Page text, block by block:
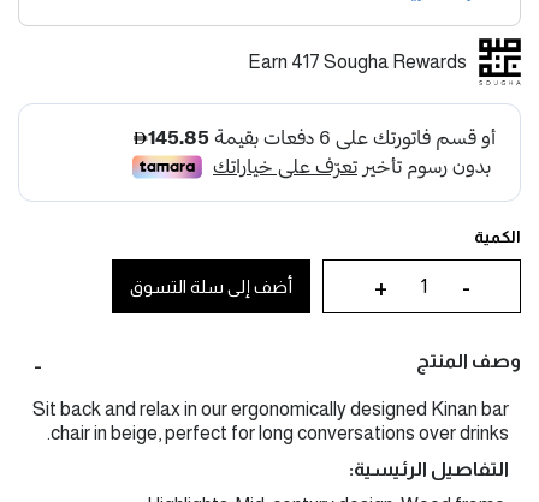
Earn 417 Sougha Rewards
الكمية
-
+ أضف إلى سلة التسوق
وصف المنتج
Sit back and relax in our ergonomically designed Kinan bar
chair in beige, perfect for long conversations over drinks.
التفاصيل الرئيسية: